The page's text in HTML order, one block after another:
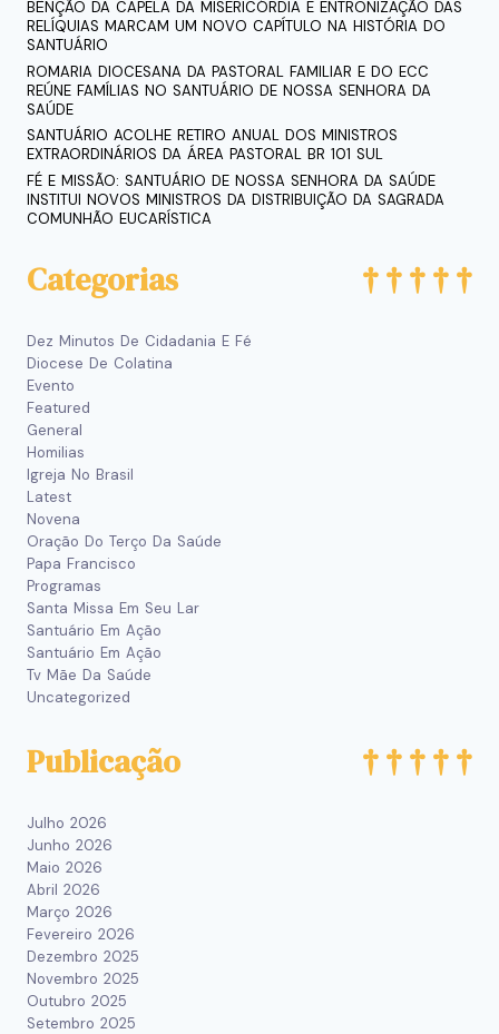
BÊNÇÃO DA CAPELA DA MISERICÓRDIA E ENTRONIZAÇÃO DAS
RELÍQUIAS MARCAM UM NOVO CAPÍTULO NA HISTÓRIA DO
SANTUÁRIO
ROMARIA DIOCESANA DA PASTORAL FAMILIAR E DO ECC
REÚNE FAMÍLIAS NO SANTUÁRIO DE NOSSA SENHORA DA
SAÚDE
SANTUÁRIO ACOLHE RETIRO ANUAL DOS MINISTROS
EXTRAORDINÁRIOS DA ÁREA PASTORAL BR 101 SUL
FÉ E MISSÃO: SANTUÁRIO DE NOSSA SENHORA DA SAÚDE
INSTITUI NOVOS MINISTROS DA DISTRIBUIÇÃO DA SAGRADA
COMUNHÃO EUCARÍSTICA
Categorias
Dez Minutos De Cidadania E Fé
Diocese De Colatina
Evento
Featured
General
Homilias
Igreja No Brasil
Latest
Novena
Oração Do Terço Da Saúde
Papa Francisco
Programas
Santa Missa Em Seu Lar
Santuário Em Ação
Santuário Em Ação
Tv Mãe Da Saúde
Uncategorized
Publicação
Julho 2026
Junho 2026
Maio 2026
Abril 2026
Março 2026
Fevereiro 2026
Dezembro 2025
Novembro 2025
Outubro 2025
Setembro 2025